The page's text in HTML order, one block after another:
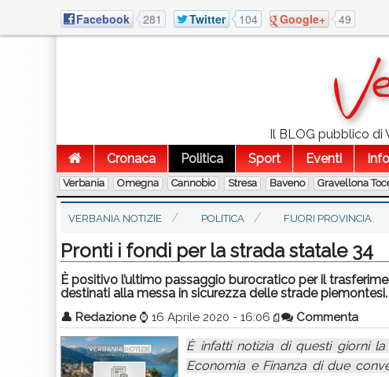
Facebook 281 Twitter 104 Google+ 49
Il BLOG pubblico di
Cronaca
Politica Sport Eventi
Verbania Omegna Cannobio Stresa Baveno Gravellona
VERBANIA NOTIZIE POLITICA FUORI PROVINCIA
Pronti i fondi per la strada statale 34
È positivo l’ultimo passaggio burocratico per il
destinati alla messa in sicurezza delle strade piemontesi.
👤 Redazione ⌚ 16 Aprile 2020 - 16:06 Commenta
È infatti notizia di questi giorni
Economia e Finanza di due